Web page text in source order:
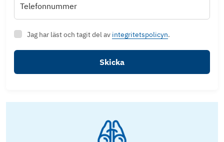
Telefonnummer
Jag har läst och tagit del av integritetspolicyn.
Skicka